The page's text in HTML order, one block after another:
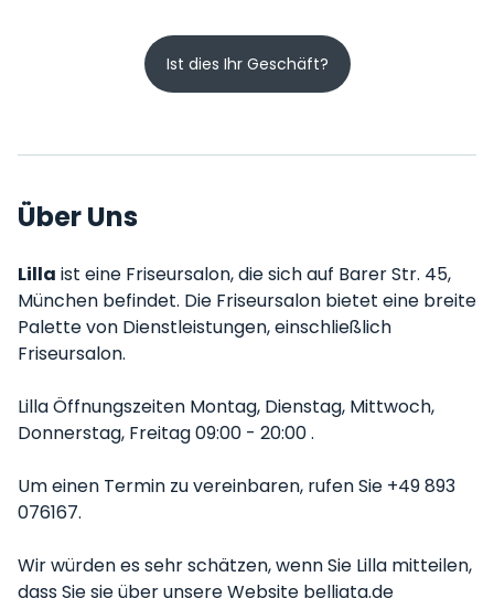
Ist dies Ihr Geschäft?
Über Uns
Lilla ist eine Friseursalon, die sich auf Barer Str. 45,
München befindet. Die Friseursalon bietet eine breite
Palette von Dienstleistungen, einschließlich
Friseursalon.
Lilla Öffnungszeiten Montag, Dienstag, Mittwoch,
Donnerstag, Freitag 09:00 - 20:00 .
Um einen Termin zu vereinbaren, rufen Sie +49 893
076167.
Wir würden es sehr schätzen, wenn Sie Lilla mitteilen,
dass Sie sie über unsere Website belliata.de